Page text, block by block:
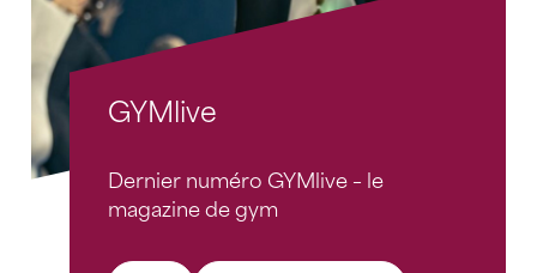
GYMlive
Dernier numéro GYMlive – le
magazine de gym